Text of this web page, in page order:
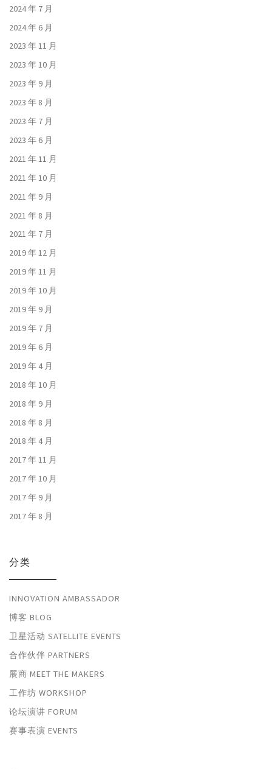
2024 年 7 月
2024 年 6 月
2023 年 11 月
2023 年 10 月
2023 年 9 月
2023 年 8 月
2023 年 7 月
2023 年 6 月
2021 年 11 月
2021 年 10 月
2021 年 9 月
2021 年 8 月
2021 年 7 月
2019 年 12 月
2019 年 11 月
2019 年 10 月
2019 年 9 月
2019 年 7 月
2019 年 6 月
2019 年 4 月
2018 年 10 月
2018 年 9 月
2018 年 8 月
2018 年 4 月
2017 年 11 月
2017 年 10 月
2017 年 9 月
2017 年 8 月
分类
INNOVATION AMBASSADOR
博客 BLOG
卫星活动 SATELLITE EVENTS
合作伙伴 PARTNERS
展商 MEET THE MAKERS
工作坊 WORKSHOP
论坛演讲 FORUM
赛事表演 EVENTS